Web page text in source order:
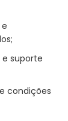
suporte
condições